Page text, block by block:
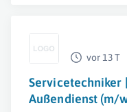
vor 13 T
Servicetechniker
Außendienst (m/